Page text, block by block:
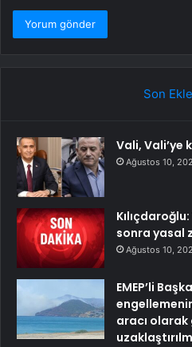
Son
Vali, Vali’ye
Ağustos 10,
sonra yasal
Ağustos 10,
EMEP’li
aracı